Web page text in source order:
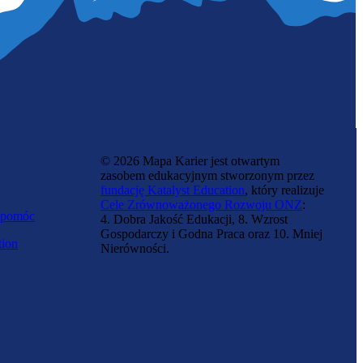
© 2026 Mapa Karier jest otwartym
zasobem edukacyjnym stworzonym przez
fundację Katalyst Education, który realizuje
Cele Zrównoważonego Rozwoju ONZ:
4. Dobra Jakość Edukacji, 8. Wzrost
Gospodarczy i Godna Praca oraz 10. Mniej
Nierówności.